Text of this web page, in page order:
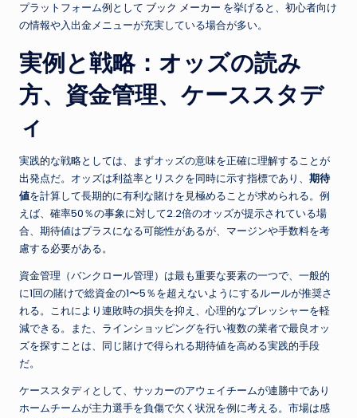
プラットフォーム例として ブック メーカー を挙げると、初心者向け
の情報や入出金メニューが充実している場合が多い。
実例と戦略：オッズの読み
方、資金管理、ケーススタデ
ィ
実践的な戦略としては、まずオッズの意味を正確に理解することが
出発点だ。オッズは利益率とリスクを同時に示す指標であり、 期待
値を計算して長期的に有利な賭けを見極めることが求められる。例
えば、確率50％の事象に対して2.2倍のオッズが提示されている場
合、期待値はプラスになる可能性があるが、マージンや手数料を考
慮する必要がある。
資金管理（バンクロール管理）は最も重要な要素の一つで、一般的
に1回の賭けで総資金の1〜5％を超えないようにするルールが推奨さ
れる。これにより連敗時の損失を抑え、心理的なプレッシャーを軽
減できる。また、ラインショッピングを行い複数の業者で最良オッ
ズを探すことは、同じ賭けで得られる期待値を高める実践的手段
だ。
ケーススタディとして、サッカーのアウェイチームが連勝中であり
ホームチームが主力選手を負傷で欠く状況を例に考える。市場は感